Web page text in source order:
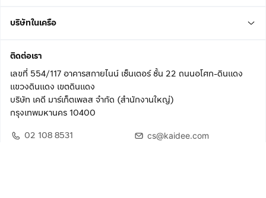
บริษัทในเครือ
ติดต่อเรา
เลขที่ 554/117 อาคารสกายไนน์ เซ็นเตอร์ ชั้น 22 ถนนอโศก-ดินแดง
แขวงดินแดง เขตดินแดง
บริษัท เคดี มาร์เก็ตเพลส จำกัด (สำนักงานใหญ่)
กรุงเทพมหานคร 10400
02 108 8531
cs@kaidee.com